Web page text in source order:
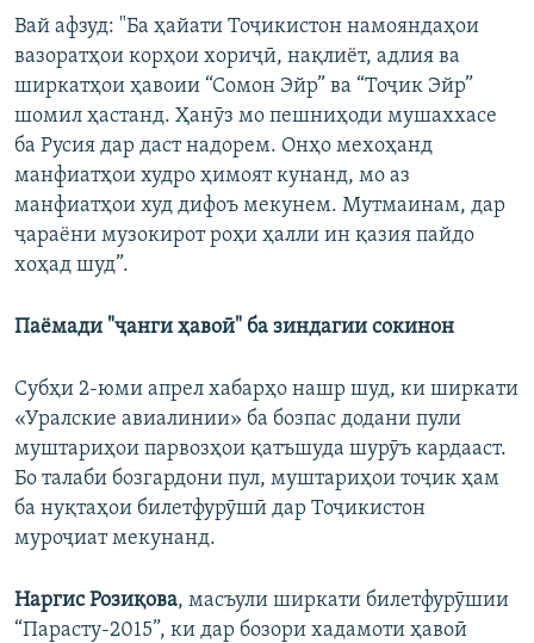
Вай афзуд: "Ба ҳайати Тоҷикистон намояндаҳои
вазоратҳои корҳои хориҷӣ, нақлиёт, адлия ва
ширкатҳои ҳавоии “Сомон Эйр” ва “Тоҷик Эйр”
шомил ҳастанд. Ҳанӯз мо пешниҳоди мушаххасе
ба Русия дар даст надорем. Онҳо мехоҳанд
манфиатҳои худро ҳимоят кунанд, мо аз
манфиатҳои худ дифоъ мекунем. Мутмаинам, дар
ҷараёни музокирот роҳи ҳалли ин қазия пайдо
хоҳад шуд”.
Паёмади "ҷанги ҳавоӣ" ба зиндагии сокинон
Субҳи 2-юми апрел хабарҳо нашр шуд, ки ширкати
«Уралские авиалинии» ба бозпас додани пули
муштариҳои парвозҳои қатъшуда шурӯъ кардааст.
Бо талаби бозгардони пул, муштариҳои тоҷик ҳам
ба нуқтаҳои билетфурӯшӣ дар Тоҷикистон
муроҷиат мекунанд.
Наргис Розиқова, масъули ширкати билетфурӯшии
“Парасту-2015”, ки дар бозори хадамоти ҳавоӣ